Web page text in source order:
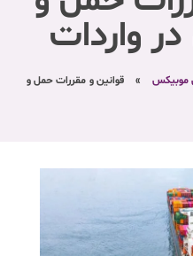
واردات
موبیکس »
قوانین و مقررات حمل و